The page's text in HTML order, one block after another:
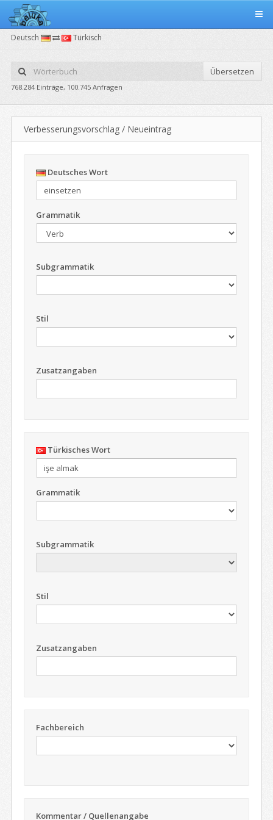
Deutsch Türkisch
Übersetzen
768.284 Einträge, 100.745 Anfragen
Verbesserungsvorschlag / Neueintrag
Deutsches Wort
Grammatik
Subgrammatik
Stil
Zusatzangaben
Türkisches Wort
Grammatik
Subgrammatik
Stil
Zusatzangaben
Fachbereich
Kommentar / Quellenangabe